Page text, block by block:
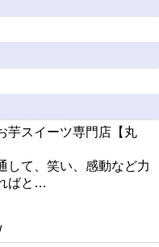
芋スイーツ専門店【丸
して、笑い、感動など力
ばと…